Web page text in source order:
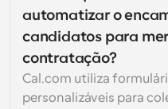
automatizar o
candidatos para
contratação?
Cal.com utiliza
personalizáveis para